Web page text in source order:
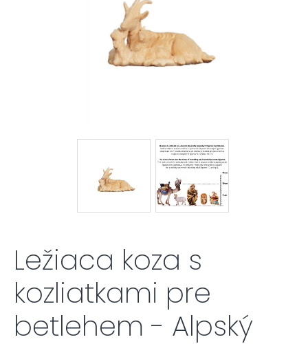
Ležiaca koza s
kozliatkami pre
betlehem - Alpský